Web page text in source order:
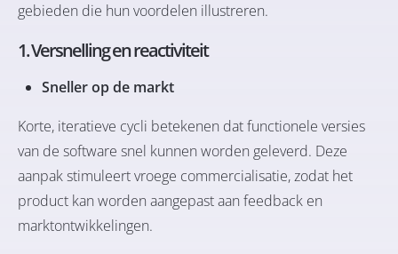
gebieden die hun voordelen illustreren.
1. Versnelling en reactiviteit
Sneller op de markt
Korte, iteratieve cycli betekenen dat functionele versies
van de software snel kunnen worden geleverd. Deze
aanpak stimuleert vroege commercialisatie, zodat het
product kan worden aangepast aan feedback en
marktontwikkelingen.